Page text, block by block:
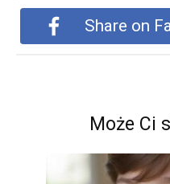
Share on
Może Ci